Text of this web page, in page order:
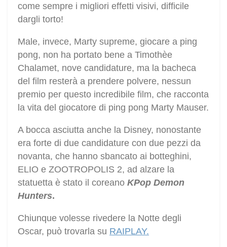
come sempre i migliori effetti visivi, difficile
dargli torto!
Male, invece, Marty supreme, giocare a ping
pong, non ha portato bene a Timothèe
Chalamet, nove candidature, ma la bacheca
del film resterà a prendere polvere, nessun
premio per questo incredibile film, che racconta
la vita del giocatore di ping pong Marty Mauser.
A bocca asciutta anche la Disney, nonostante
era forte di due candidature con due pezzi da
novanta, che hanno sbancato ai botteghini,
ELIO e ZOOTROPOLIS 2, ad alzare la
statuetta è stato il coreano KPop Demon
Hunters.
Chiunque volesse rivedere la Notte degli
Oscar, può trovarla su RAIPLAY.